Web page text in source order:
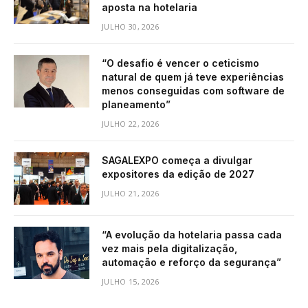
aposta na hotelaria
JULHO 30, 2026
“O desafio é vencer o ceticismo
natural de quem já teve experiências
menos conseguidas com software de
planeamento”
JULHO 22, 2026
SAGALEXPO começa a divulgar
expositores da edição de 2027
JULHO 21, 2026
“A evolução da hotelaria passa cada
vez mais pela digitalização,
automação e reforço da segurança”
JULHO 15, 2026